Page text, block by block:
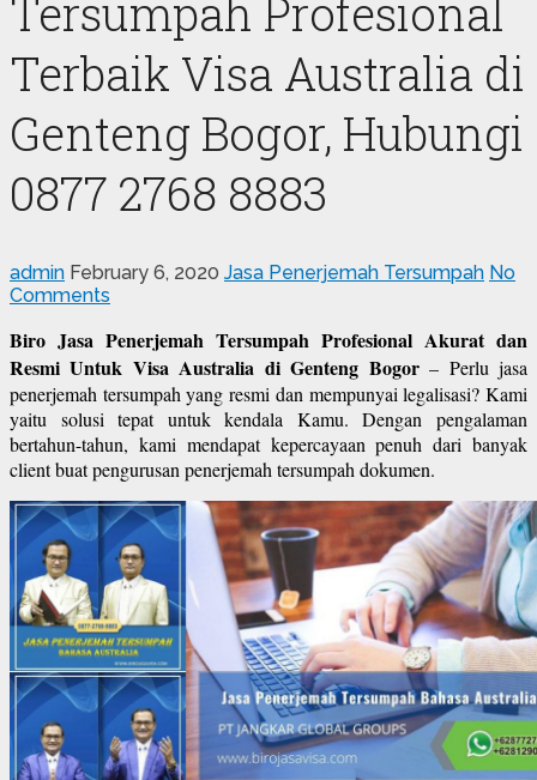
Tersumpah Profesional
Terbaik Visa Australia di
Genteng Bogor, Hubungi
0877 2768 8883
admin February 6, 2020 Jasa Penerjemah Tersumpah No
Comments
Biro Jasa Penerjemah Tersumpah Profesional Akurat dan
Resmi Untuk Visa Australia di Genteng Bogor– Perlu jasa
penerjemah tersumpah yang resmi dan mempunyai legalisasi? Kami
yaitu solusi tepat untuk kendala Kamu. Dengan pengalaman
bertahun-tahun, kami mendapat kepercayaan penuh dari banyak
client buat pengurusan penerjemah tersumpah dokumen.